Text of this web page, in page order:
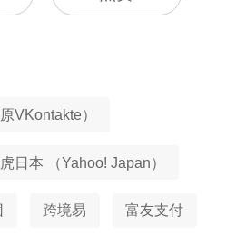
VKontakte）
日本 （Yahoo! Japan）
跨境易 富友支付